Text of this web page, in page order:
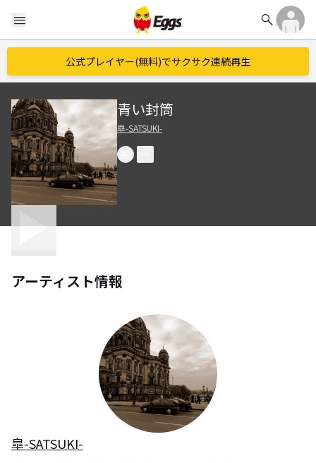
menu search
公式プレイヤー(無料)でサクサク連続再生
青い封筒
皐-SATSUKI-
アーティスト情報
皐-SATSUKI-